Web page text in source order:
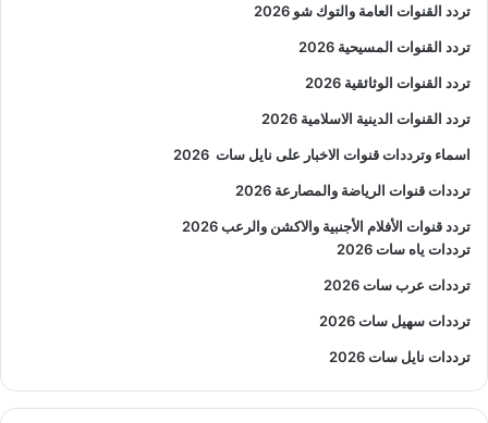
تردد القنوات العامة والتوك شو 2026
تردد القنوات المسيحية 2026
تردد القنوات الوثائقية 2026
تردد القنوات الدينية الاسلامية 2026
اسماء وترددات قنوات الاخبار على نايل سات 2026
ترددات قنوات الرياضة والمصارعة 2026
تردد قنوات الأفلام الأجنبية والاكشن والرعب2026
ترددات ياه سات 2026
ترددات عرب سات 2026
ترددات سهيل سات 2026
ترددات نايل سات 2026